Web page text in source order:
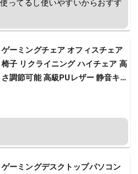
ってるし使いやすいからおすす
ゲーミングチェア オフィスチェア
椅子 リクライニング ハイチェア 高
さ調節可能 高級PUレザー 静音キャ
ゲーミングデスクトップパソコン